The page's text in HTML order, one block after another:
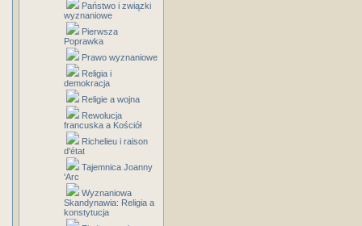
Państwo i związki
wyznaniowe
Pierwsza
Poprawka
Prawo wyznaniowe
Religia i
demokracja
Religie a wojna
Rewolucja
francuska a Kościół
Richelieu i raison
d'état
Tajemnica Joanny
'Arc
Wyznaniowa
Skandynawia: Religia a
konstytucja